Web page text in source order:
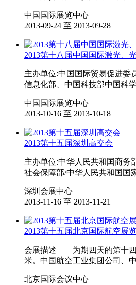
中国国际展览中心
2013-09-24 至 2013-09-28
2013第十八届中国国际激光、
主办单位:中国国际贸易促进委
信息化部、中国科技部中国科
中国国际展览中心
2013-10-16 至 2013-10-18
2013第十五届深圳高交会
主办单位:中华人民共和国商务
社会保障部/中华人民共和国国
深圳会展中心
2013-11-16 至 2013-11-21
2013第十五届北京国际航空展
会展描述 为期四天的第十四
米。中国航空工业集团公司、
北京国际会议中心